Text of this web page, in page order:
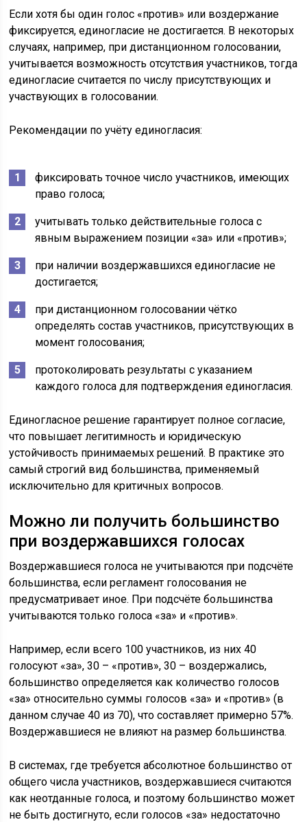
Если хотя бы один голос «против» или воздержание
фиксируется, единогласие не достигается. В некоторых
случаях, например, при дистанционном голосовании,
учитывается возможность отсутствия участников, тогда
единогласие считается по числу присутствующих и
участвующих в голосовании.
Рекомендации по учёту единогласия:
фиксировать точное число участников, имеющих
право голоса;
учитывать только действительные голоса с
явным выражением позиции «за» или «против»;
при наличии воздержавшихся единогласие не
достигается;
при дистанционном голосовании чётко
определять состав участников, присутствующих в
момент голосования;
протоколировать результаты с указанием
каждого голоса для подтверждения единогласия.
Единогласное решение гарантирует полное согласие,
что повышает легитимность и юридическую
устойчивость принимаемых решений. В практике это
самый строгий вид большинства, применяемый
исключительно для критичных вопросов.
Можно ли получить большинство
при воздержавшихся голосах
Воздержавшиеся голоса не учитываются при подсчёте
большинства, если регламент голосования не
предусматривает иное. При подсчёте большинства
учитываются только голоса «за» и «против».
Например, если всего 100 участников, из них 40
голосуют «за», 30 – «против», 30 – воздержались,
большинство определяется как количество голосов
«за» относительно суммы голосов «за» и «против» (в
данном случае 40 из 70), что составляет примерно 57%.
Воздержавшиеся не влияют на размер большинства.
В системах, где требуется абсолютное большинство от
общего числа участников, воздержавшиеся считаются
как неотданные голоса, и поэтому большинство может
не быть достигнуто, если голосов «за» недостаточно